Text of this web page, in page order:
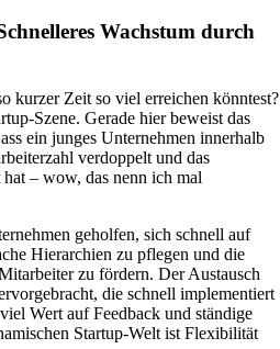
Wachstum durch
kurzer Zeit so viel erreichen könntest?
Szene. Gerade hier beweist das
ein junges Unternehmen innerhalb
verdoppelt und das
– wow, das nenn ich mal
geholfen, sich schnell auf
Hierarchien zu pflegen und die
zu fördern. Der Austausch
die schnell implementiert
Wert auf Feedback und ständige
Startup-Welt ist Flexibilität